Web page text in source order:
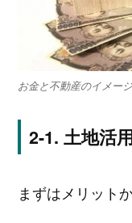
お金と不動産のイメージ
土地活
まずはメリット